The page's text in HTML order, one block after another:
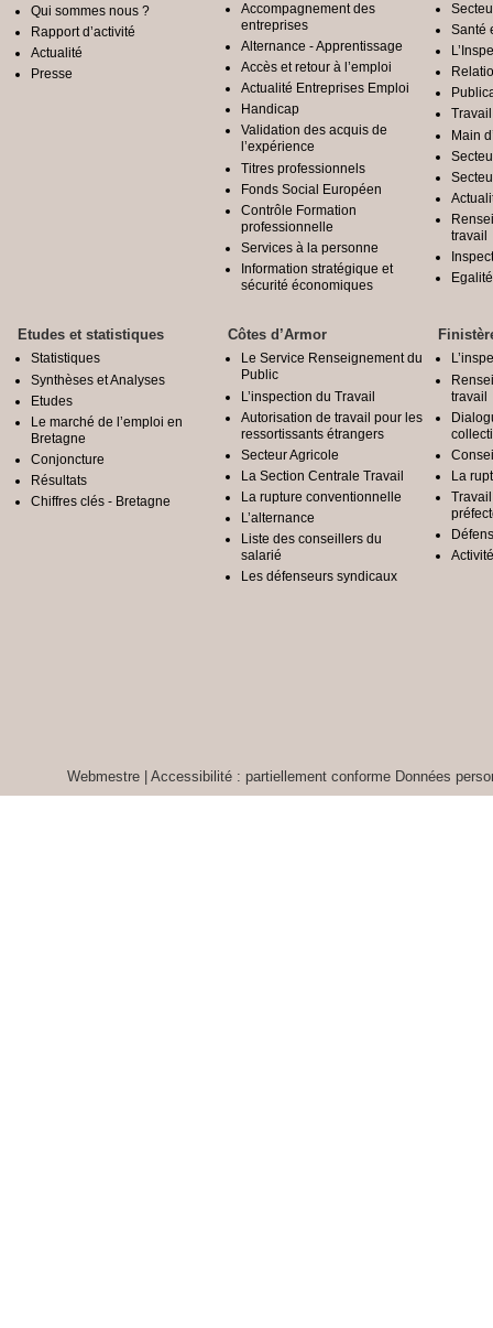
Qui sommes nous ?
Rapport d’activité
Actualité
Presse
Accompagnement des
entreprises
Alternance - Apprentissage
Accès et retour à l’emploi
Actualité Entreprises Emploi
Handicap
Validation des acquis de
l’expérience
Titres professionnels
Fonds Social Européen
Contrôle Formation
professionnelle
Services à la personne
Information stratégique et
sécurité économiques
Santé
Main
travail
Etudes et statistiques
Statistiques
Synthèses et Analyses
Etudes
Le marché de l’emploi en
Bretagne
Conjoncture
Résultats
Chiffres clés - Bretagne
Côtes d’Armor
Le Service Renseignement du
Public
L’inspection du Travail
Autorisation de travail pour les
ressortissants étrangers
Secteur Agricole
La Section Centrale Travail
La rupture conventionnelle
L’alternance
Liste des conseillers du
salarié
Les défenseurs syndicaux
travail
La
Webmestre| Accessibilité : partiellement conforme Données